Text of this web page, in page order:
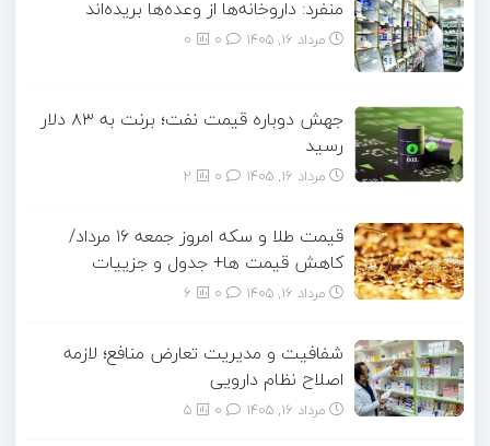
منفرد: داروخانه‌ها از وعده‌ها بریده‌اند
مرداد ۱۶, ۱۴۰۵ 0
جهش دوباره قیمت نفت؛ برنت به ۸۳ دلار
رسید
مرداد ۱۶, ۱۴۰۵ 2
قیمت طلا و سکه امروز جمعه ۱۶ مرداد/
کاهش قیمت ها+ جدول و جزییات
مرداد ۱۶, ۱۴۰۵ 6
شفافیت و مدیریت تعارض منافع؛ لازمه
اصلاح نظام دارویی
مرداد ۱۶, ۱۴۰۵ 5